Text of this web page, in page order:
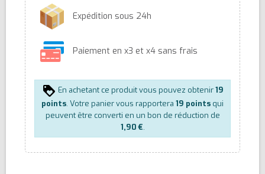
Expédition sous 24h
Paiement en x3 et x4 sans frais
En achetant ce produit vous pouvez obtenir19
points. Votre panier vous rapportera 19 points qui
peuvent être converti en un bon de réduction de
1,90 €.